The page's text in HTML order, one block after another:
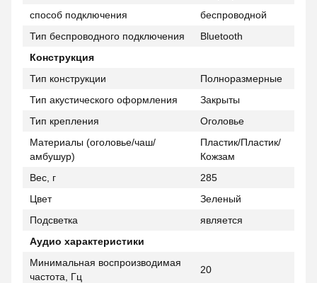
способ подключения
беспроводной
Тип беспроводного подключения
Bluetooth
Конструкция
Тип конструкции
Полноразмерные
Тип акустического оформления
Закрыты
Тип крепления
Оголовье
Материалы (оголовье/чаш/
амбушур)
Пластик/Пластик/
Кожзам
Вес, г
285
Цвет
Зеленый
Подсветка
является
Аудио характеристики
Минимальная воспроизводимая
частота, Гц
20